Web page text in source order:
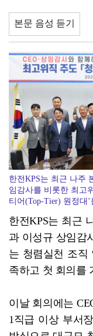
무안오승우미술관,
현대차 ‘디 올 뉴 아
코스피, 차익실현 매
본문 음성 듣기
한전KPS는 최근 나주
임감사를 비롯한 최고
티어(Top-Tier) 원정대
한전KPS는 최근
과 이성규 상임감
는 청렴실천 조직
족하고 첫 회의를
이날 회의에는
1직급 이상 부서